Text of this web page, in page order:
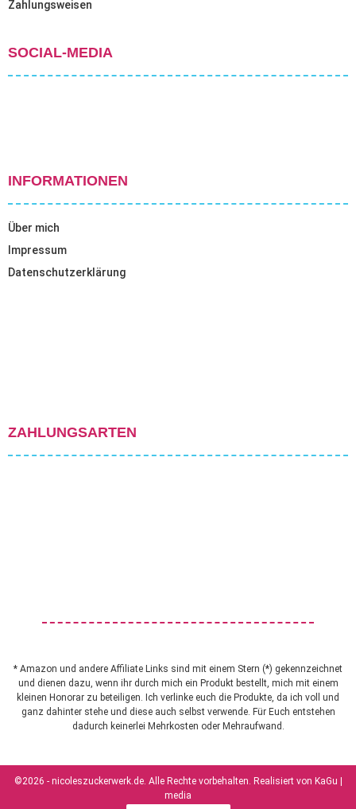
Zahlungsweisen
SOCIAL-MEDIA
INFORMATIONEN
Über mich
Impressum
Datenschutzerklärung
ZAHLUNGSARTEN
* Amazon und andere Affiliate Links sind mit einem Stern (*) gekennzeichnet
und dienen dazu, wenn ihr durch mich ein Produkt bestellt, mich mit einem
kleinen Honorar zu beteiligen. Ich verlinke euch die Produkte, da ich voll und
ganz dahinter stehe und diese auch selbst verwende. Für Euch entstehen
dadurch keinerlei Mehrkosten oder Mehraufwand.
©2026 - nicoleszuckerwerk.de. Alle Rechte vorbehalten. Realisiert von KaGu |
media